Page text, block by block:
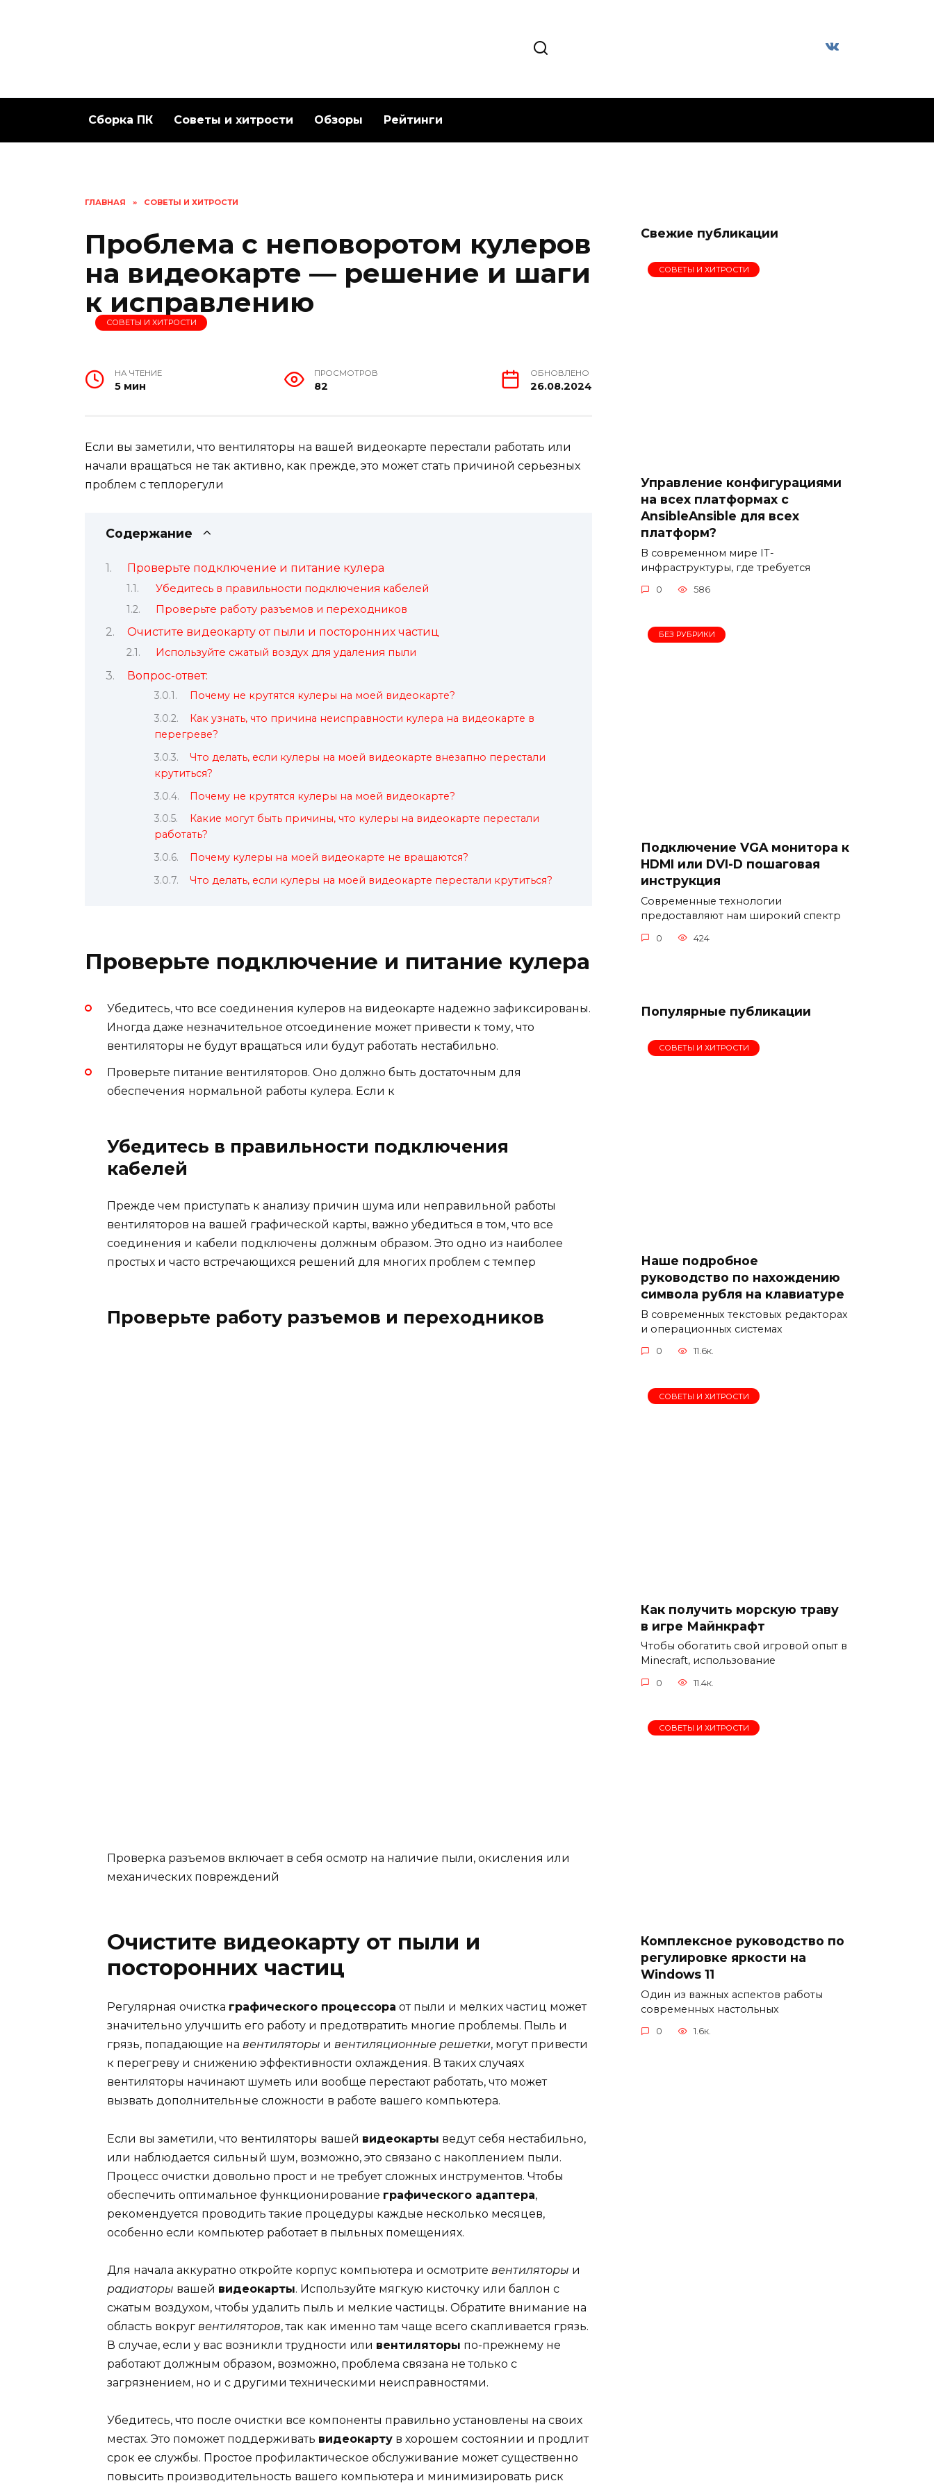
Сборка ПК Советы и хитрости Обзоры Рейтинги
ГЛАВНАЯ » СОВЕТЫ И ХИТРОСТИ
Проблема с неповоротом кулеров
на видеокарте — решение и шаги
к исправлению
СОВЕТЫ И ХИТРОСТИ
НА ЧТЕНИЕ
5 мин
ПРОСМОТРОВ
82
ОБНОВЛЕНО
26.08.2024
Если вы заметили, что вентиляторы на вашей видеокарте перестали работать или
начали вращаться не так активно, как прежде, это может стать причиной серьезных
проблем с теплорегули
Содержание
Проверьте подключение и питание кулера
Убедитесь в правильности подключения кабелей
Проверьте работу разъемов и переходников
Очистите видеокарту от пыли и посторонних частиц
Используйте сжатый воздух для удаления пыли
Вопрос-ответ:
Почему не крутятся кулеры на моей видеокарте?
Как узнать, что причина неисправности кулера на видеокарте в
перегреве?
Что делать, если кулеры на моей видеокарте внезапно перестали
крутиться?
Почему не крутятся кулеры на моей видеокарте?
Какие могут быть причины, что кулеры на видеокарте перестали
работать?
Почему кулеры на моей видеокарте не вращаются?
Что делать, если кулеры на моей видеокарте перестали крутиться?
Проверьте подключение и питание кулера
Убедитесь, что все соединения кулеров на видеокарте надежно зафиксированы.
Иногда даже незначительное отсоединение может привести к тому, что
вентиляторы не будут вращаться или будут работать нестабильно.
Проверьте питание вентиляторов. Оно должно быть достаточным для
обеспечения нормальной работы кулера. Если к
Убедитесь в правильности подключения
кабелей
Прежде чем приступать к анализу причин шума или неправильной работы
вентиляторов на вашей графической карты, важно убедиться в том, что все
соединения и кабели подключены должным образом. Это одно из наиболее
простых и часто встречающихся решений для многих проблем с темпер
Проверьте работу разъемов и переходников
Проверка разъемов включает в себя осмотр на наличие пыли, окисления или
механических повреждений
Очистите видеокарту от пыли и
посторонних частиц
Регулярная очистка графического процессора от пыли и мелких частиц может
значительно улучшить его работу и предотвратить многие проблемы. Пыль и
грязь, попадающие на вентиляторы и вентиляционные решетки, могут привести
к перегреву и снижению эффективности охлаждения. В таких случаях
вентиляторы начинают шуметь или вообще перестают работать, что может
вызвать дополнительные сложности в работе вашего компьютера.
Если вы заметили, что вентиляторы вашей видеокарты ведут себя нестабильно,
или наблюдается сильный шум, возможно, это связано с накоплением пыли.
Процесс очистки довольно прост и не требует сложных инструментов. Чтобы
обеспечить оптимальное функционирование графического адаптера,
рекомендуется проводить такие процедуры каждые несколько месяцев,
особенно если компьютер работает в пыльных помещениях.
Для начала аккуратно откройте корпус компьютера и осмотрите вентиляторы и
радиаторы вашей видеокарты. Используйте мягкую кисточку или баллон с
сжатым воздухом, чтобы удалить пыль и мелкие частицы. Обратите внимание на
область вокруг вентиляторов, так как именно там чаще всего скапливается грязь.
В случае, если у вас возникли трудности или вентиляторы по-прежнему не
работают должным образом, возможно, проблема связана не только с
загрязнением, но и с другими техническими неисправностями.
Убедитесь, что после очистки все компоненты правильно установлены на своих
местах. Это поможет поддерживать видеокарту в хорошем состоянии и продлит
срок ее службы. Простое профилактическое обслуживание может существенно
повысить производительность вашего компьютера и минимизировать риск
Свежие публикации
СОВЕТЫ И ХИТРОСТИ
Управление конфигурациями
на всех платформах с
AnsibleAnsible для всех
платформ?
В современном мире IT-
инфраструктуры, где требуется
0 586
БЕЗ РУБРИКИ
Подключение VGA монитора к
HDMI или DVI-D пошаговая
инструкция
Современные технологии
предоставляют нам широкий спектр
0 424
Популярные публикации
СОВЕТЫ И ХИТРОСТИ
Наше подробное
руководство по нахождению
символа рубля на клавиатуре
В современных текстовых редакторах
и операционных системах
0 11.6к.
СОВЕТЫ И ХИТРОСТИ
Как получить морскую траву
в игре Майнкрафт
Чтобы обогатить свой игровой опыт в
Minecraft, использование
0 11.4к.
СОВЕТЫ И ХИТРОСТИ
Комплексное руководство по
регулировке яркости на
Windows 11
Один из важных аспектов работы
современных настольных
0 1.6к.